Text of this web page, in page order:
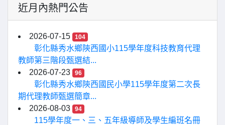
近月內熱門公告
2026-07-15 104
彰化縣秀水鄉陝西國小115學年度科技教育代理
教師第三階段甄選結...
2026-07-23
96
彰化縣秀水鄉陝西國民小學115學年度第二次長
期代理教師甄選簡章...
2026-08-03
94
115學年度一、三、五年級導師及學生編班名冊